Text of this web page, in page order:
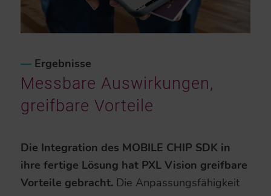
––Ergebnisse
Messbare Auswirkungen,
greifbare Vorteile
Die Integration des MOBILE CHIP SDK in
ihre fertige Lösung hat PXL Vision greifbare
Vorteile gebracht.Die Anpassungsfähigkeit